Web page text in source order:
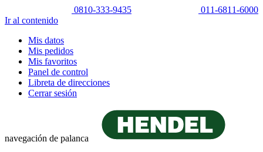
0810-333-9435
011-6811-6000
Ir al contenido
Mis datos
Mis pedidos
Mis favoritos
Panel de control
Libreta de direcciones
Cerrar sesión
navegación de palanca